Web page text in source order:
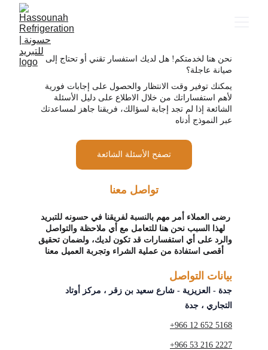
نحن هنا لخدمتكم! هل لديك استفسار تقني أو تحتاج إلى
صيانة عاجلة؟
يمكنك توفير وقت الانتظار والحصول على إجابات فورية
لأهم استفساراتك من خلال الاطلاع على دليل الأسئلة
الشائعة إذا لم تجد إجابة لسؤالك، فريقنا جاهز لمساعدتك
عبر النموذج أدناه
تصفح الأسئلة الشائعة
تواصل معنا
رضى العملاء أمر مهم بالنسبة لفريقنا في حسونه للتبريد
لهذا السبب نحن هنا للتعامل مع أي ملاحظة والتواصل
والرد على أي استفسارات قد تكون لديك، ولضمان تحقيق
أقصى استفادة من عملية الشراء وتجربة العميل معنا
بيانات التواصل
جدة - العزيزية - شارع سعيد بن زقر ، مركز أوتاد
التجاري ، جدة
+966 12 652 5168
+966 53 216 2227